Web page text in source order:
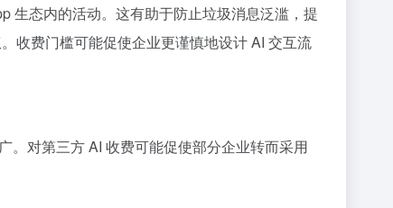
生态内的活动。这有助于防止垃圾消息泛滥，提
收费门槛可能促使企业更谨慎地设计 AI 交互流
。对第三方 AI 收费可能促使部分企业转而采用